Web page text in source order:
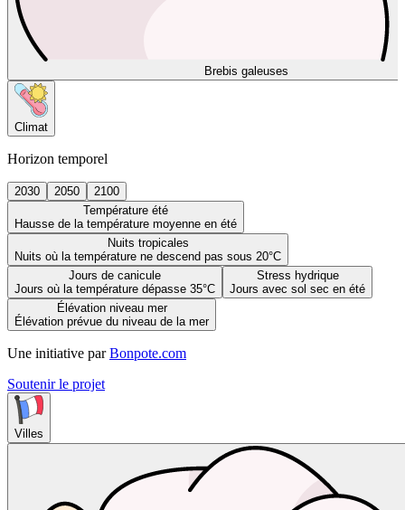
Brebis galeuses
Climat
Horizon temporel
2030 2050
2100
Température été
Hausse de la température moyenne en été
Nuits tropicales
Nuits où la température ne descend pas sous 20°C
Jours de canicule
Jours où la température dépasse 35°C
Stress hydrique
Jours avec sol sec en été
Élévation niveau mer
Élévation prévue du niveau de la mer
Une initiative par Bonpote.com
Soutenir le projet
Villes